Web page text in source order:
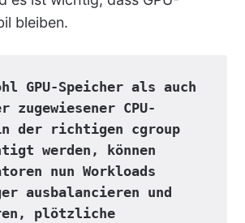
bleiben.
GPU-Speicher als auch
zugewiesener CPU-
der richtigen cgroup
werden, können
nun Workloads
ausbalancieren und
plötzliche